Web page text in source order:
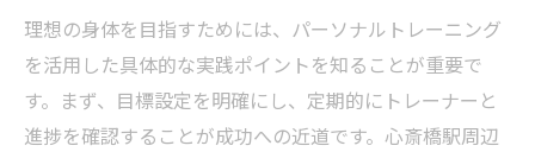
理想の身体を目指すためには、パーソナルトレーニング
を活用した具体的な実践ポイントを知ることが重要で
す。まず、目標設定を明確にし、定期的にトレーナーと
進捗を確認することが成功への近道です。心斎橋駅周辺